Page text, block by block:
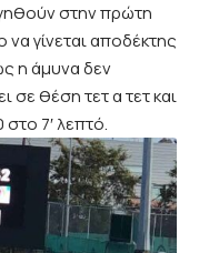
στην πρώτη
γίνεται αποδέκτης
η άμυνα δεν
σε θέση τετ α τετ και
7′ λεπτό.